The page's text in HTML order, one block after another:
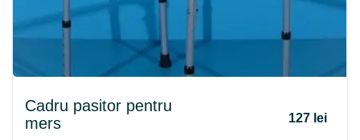
Cadru pasitor pentru
mers
127 lei